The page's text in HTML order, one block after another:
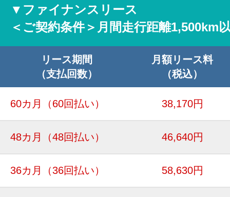
▼ファイナンスリース
＜ご契約条件＞月間走行距離1,500km
リース期間
（支払回数）
月額リース料
（税込）
60カ月 （60回払い） 38,170円
48カ月 （48回払い） 46,640円
36カ月 （36回払い） 58,630円